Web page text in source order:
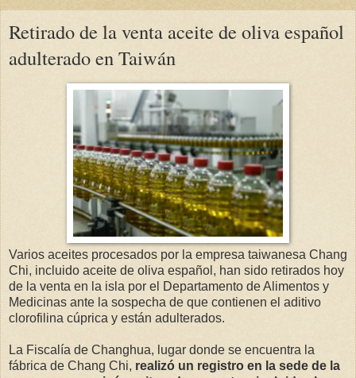
Retirado de la venta aceite de oliva español
adulterado en Taiwán
Varios aceites procesados por la empresa taiwanesa Chang
Chi, incluido aceite de oliva español, han sido retirados hoy
de la venta en la isla por el Departamento de Alimentos y
Medicinas ante la sospecha de que contienen el aditivo
clorofilina cúprica y están adulterados.
La Fiscalía de Changhua, lugar donde se encuentra la
fábrica de Chang Chi, realizó un registro en la sede de la